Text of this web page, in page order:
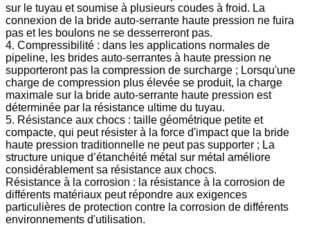
sur le tuyau et soumise à plusieurs coudes à froid. La
connexion de la bride auto-serrante haute pression ne fuira
pas et les boulons ne se desserreront pas.
4. Compressibilité : dans les applications normales de
pipeline, les brides auto-serrantes à haute pression ne
supporteront pas la compression de surcharge ; Lorsqu'une
charge de compression plus élevée se produit, la charge
maximale sur la bride auto-serrante haute pression est
déterminée par la résistance ultime du tuyau.
5. Résistance aux chocs : taille géométrique petite et
compacte, qui peut résister à la force d'impact que la bride
haute pression traditionnelle ne peut pas supporter ; La
structure unique d’étanchéité métal sur métal améliore
considérablement sa résistance aux chocs.
Résistance à la corrosion : la résistance à la corrosion de
différents matériaux peut répondre aux exigences
particulières de protection contre la corrosion de différents
environnements d'utilisation.